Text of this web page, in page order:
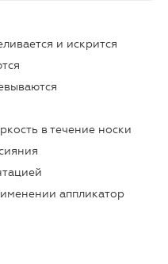
и искрится
в течение носки
аппликатор